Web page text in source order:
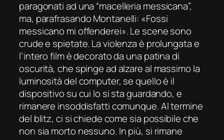
paragonati ad una “macelleria messicana”,
ma, parafrasando Montanelli: «Fossi
messicano mi offenderei». Le scene sono
crude e spietate. La violenza è prolungata e
l’intero film è decorato da una patina di
oscurità, che spinge ad alzare al massimo la
luminosità del computer, se quello è il
dispositivo su cui lo si sta guardando, e
rimanere insoddisfatti comunque. Al termine
del blitz, ci si chiede come sia possibile che
non sia morto nessuno. In più, si rimane